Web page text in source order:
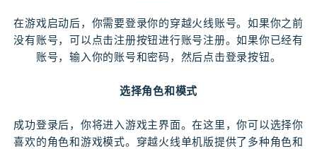
在游戏启动后，你需要登录你的穿越火线账号。如果你之前
没有账号，可以点击注册按钮进行账号注册。如果你已经有
账号，输入你的账号和密码，然后点击登录按钮。
选择角色和模式
成功登录后，你将进入游戏主界面。在这里，你可以选择你
喜欢的角色和游戏模式。穿越火线单机版提供了多种角色和